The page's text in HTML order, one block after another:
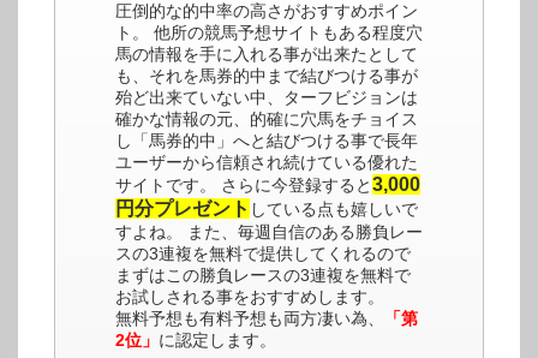
圧倒的な的中率の高さがおすすめポイン
ト。 他所の競馬予想サイトもある程度穴
馬の情報を手に入れる事が出来たとして
も、それを馬券的中まで結びつける事が
殆ど出来ていない中、ターフビジョンは
確かな情報の元、的確に穴馬をチョイス
し「馬券的中」へと結びつける事で長年
ユーザーから信頼され続けている優れた
サイトです。 さらに今登録すると3,000
円分プレゼント している点も嬉しいで
すよね。 また、毎週自信のある勝負レー
スの3連複を無料で提供してくれるので
まずはこの勝負レースの3連複を無料で
お試しされる事をおすすめします。
無料予想も有料予想も両方凄い為、
「第
2位」 に認定します。